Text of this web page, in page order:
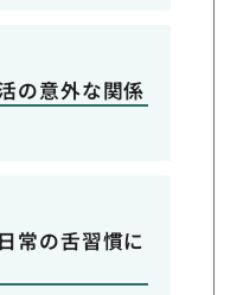
の意外な関係
常の舌習慣に